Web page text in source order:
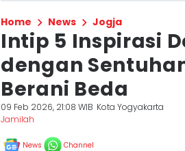
Home News Jogja
Intip 5 Inspirasi
dengan
Berani Beda
09 Feb 2026, 21:08 WIB Kota Yogyakarta
Jamilah
News Channel